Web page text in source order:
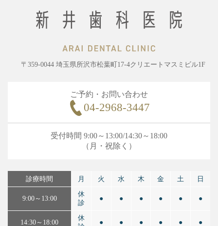
〒359-0044 埼玉県所沢市松葉町17-4クリエートマスミビル1F
ご予約・お問い合わせ
04-2968-3447
受付時間 9:00～13:00/14:30～18:00
（月・祝除く）
診療時間 月 火 水 木 金 土 日
9:00～13:00
休
診
● ● ● ● ● ●
14:30～18:00
休
● ● ● ● ● ●